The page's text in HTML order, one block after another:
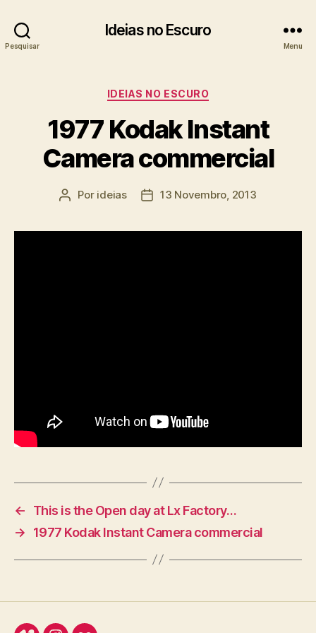
Pesquisar
Ideias no Escuro
Menu
Categorias
IDEIAS NO ESCURO
1977 Kodak Instant
Camera commercial
Autor
Por ideias
Data13 Novembro, 2013
←
This is the Open day at Lx Factory…
→
1977 Kodak Instant Camera commercial